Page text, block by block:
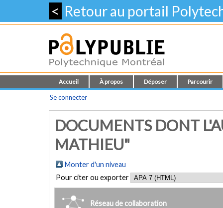
< Retour au portail
Accueil À propos Déposer Parcourir
Se connecter
DOCUMENTS DONT
MATHIEU"
Monter d'un niveau
Pour citer ou exporter
Réseau de collaboration